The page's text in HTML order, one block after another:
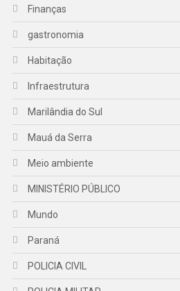
Finanças
gastronomia
Habitação
Infraestrutura
Marilândia do Sul
Mauá da Serra
Meio ambiente
MINISTÉRIO PÚBLICO
Mundo
Paraná
POLICIA CIVIL